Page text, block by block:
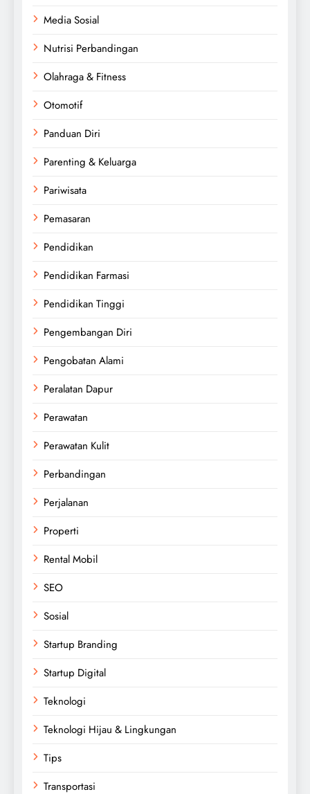
Media Sosial
Nutrisi Perbandingan
Olahraga & Fitness
Otomotif
Panduan Diri
Parenting & Keluarga
Pariwisata
Pemasaran
Pendidikan
Pendidikan Farmasi
Pendidikan Tinggi
Pengembangan Diri
Pengobatan Alami
Peralatan Dapur
Perawatan
Perawatan Kulit
Perbandingan
Perjalanan
Properti
Rental Mobil
SEO
Sosial
Startup Branding
Startup Digital
Teknologi
Teknologi Hijau & Lingkungan
Tips
Transportasi